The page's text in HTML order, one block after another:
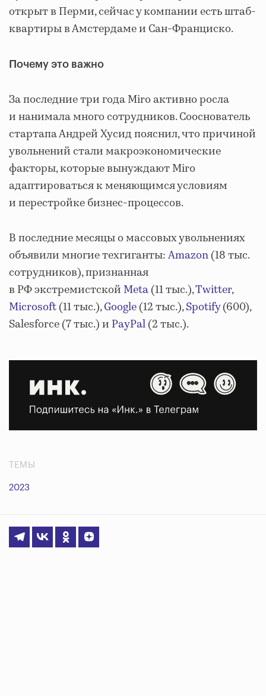
открыт в Перми, сейчас у компании есть штаб-
квартиры в Амстердаме и Сан-Франциско.
Почему это важно
За последние три года Miro активно росла
и нанимала много сотрудников. Сооснователь
стартапа Андрей Хусид пояснил, что причиной
увольнений стали макроэкономические
факторы, которые вынуждают Miro
адаптироваться к меняющимся условиям
и перестройке бизнес-процессов.
В последние месяцы о массовых увольнениях
объявили многие техгиганты:Amazon(18 тыс.
сотрудников), признанная
в РФ экстремистской Meta(11 тыс.),Twitter,
Microsoft(11 тыс.),Google(12 тыс.),Spotify(600),
Salesforce (7 тыс.) и PayPal(2 тыс.).
ТЕМЫ
2023